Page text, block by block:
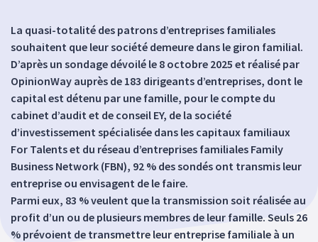
La quasi-totalité des patrons d’entreprises familiales
souhaitent que leur société demeure dans le giron familial.
D’après un sondage dévoilé le 8 octobre 2025 et réalisé par
OpinionWay auprès de 183 dirigeants d’entreprises, dont le
capital est détenu par une famille, pour le compte du
cabinet d’audit et de conseil EY, de la société
d’investissement spécialisée dans les capitaux familiaux
For Talents et du réseau d’entreprises familiales Family
Business Network (FBN), 92 % des sondés ont transmis leur
entreprise ou envisagent de le faire.
Parmi eux, 83 % veulent que la transmission soit réalisée au
profit d’un ou de plusieurs membres de leur famille. Seuls 26
% prévoient de transmettre leur entreprise familiale à un